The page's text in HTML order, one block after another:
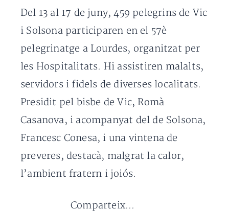
Del 13 al 17 de juny, 459 pelegrins de Vic
i Solsona participaren en el 57è
pelegrinatge a Lourdes, organitzat per
les Hospitalitats. Hi assistiren malalts,
servidors i fidels de diverses localitats.
Presidit pel bisbe de Vic, Romà
Casanova, i acompanyat del de Solsona,
Francesc Conesa, i una vintena de
preveres, destacà, malgrat la calor,
l’ambient fratern i joiós.
Comparteix...